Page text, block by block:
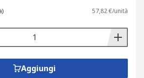
un’identificazione
57,82 €/unità
Aggiungi